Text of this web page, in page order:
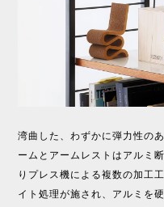
湾曲した、わずかに弾力性の
ームとアームレストはアルミ
りプレス機による複数の加工
イト処理が施され、アルミを